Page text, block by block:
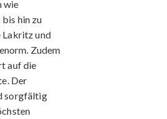
wie
hin zu
Lakritz und
Zudem
auf die
Der
sorgfältig